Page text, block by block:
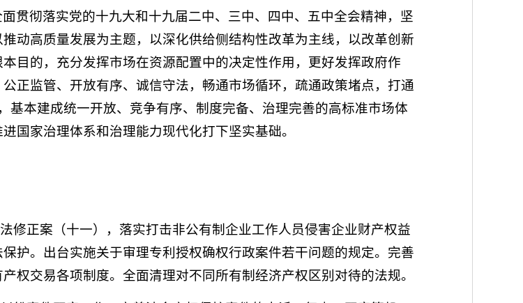
贯彻落实党的十九大和十九届二中、三中、四中、五中全会精神，坚
动高质量发展为主题，以深化供给侧结构性改革为主线，以改革创新
目的，充分发挥市场在资源配置中的决定性作用，更好发挥政府作
正监管、开放有序、诚信守法，畅通市场循环，疏通政策堵点，打通
基本建成统一开放、竞争有序、制度完备、治理完善的高标准市场体
国家治理体系和治理能力现代化打下坚实基础。
修正案（十一），落实打击非公有制企业工作人员侵害企业财产权益
护。出台实施关于审理专利授权确权行政案件若干问题的规定。完善
权交易各项制度。全面清理对不同所有制经济产权区别对待的法规。